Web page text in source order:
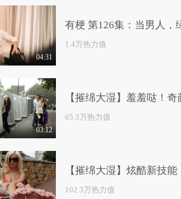
04:31
有梗 第126集：当男人，
1.4万热力值
03:12
【摧绵大湿】羞羞哒！
65.3万热力值
【摧绵大湿】炫酷新技
102.3万热力值